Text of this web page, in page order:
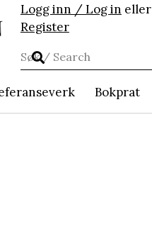
Logg inn / Log in eller
Register
Bokprat